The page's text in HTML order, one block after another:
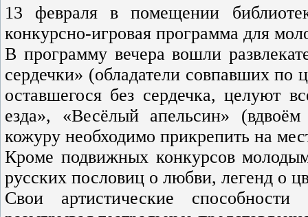
13 февраля в помещении
конкурсно-игровая программа для
В программу вечера вошли
сердечки» (обладатели совпавших по
оставшегося без сердечка, целуют
езда», «Весёлый апельсин»
кожуру необходимо прикрепить на
Кроме подвижных конкурсов
русских пословиц о любви, легенд о
Свои артистические способности